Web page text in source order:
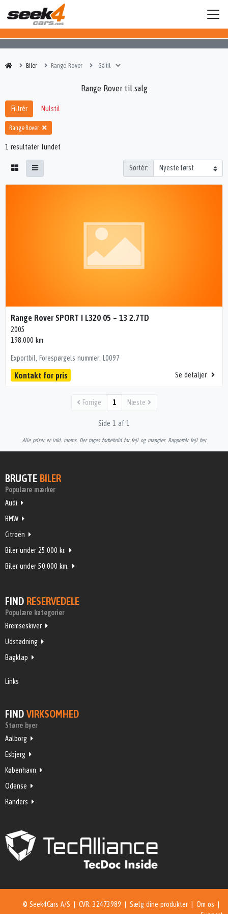
Biler Range Rover
Range Rover til salg
Filtrér Nulstil
Range Rover
1 resultater fundet
Sortér:
Range Rover SPORT I L320 05 – 13 2.7TD
2005
198.000 km
Exportbil, Forespørgels nummer: L0097
Kontakt for pris Se detaljer
Forrige 1 Næste
Side 1 af 1
Alle priser er inkl. moms. Der tages forbehold for fejl og mangler. Rapportér fejl her
BRUGTE BILER
Populære mærker
Audi
BMW
Citroën
Biler under 25.000 kr.
Biler under 50.000 km.
FIND RESERVEDELE
Populære kategorier
Bremseskiver
Udstødning
Bagklap
Links
FIND VIRKSOMHED
Større byer
Aalborg
Esbjerg
København
Odense
Randers
© Seek4Cars A/S | CVR: 32473989 | Sælg dine produkter Om os